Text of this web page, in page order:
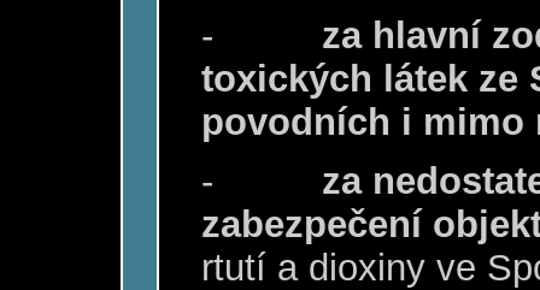
-
za hlavní
toxických látek ze
povodních i mimo
-
za
zabezpečení
rtutí a dioxiny ve